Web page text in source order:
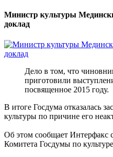
Министр культуры
доклад
Дело в том, что
приготовили
посвященное 2015 году.
В итоге Госдума отказалась
культуры по причине его
Об этом сообщает Интерфакс
Комитета Госдумы по